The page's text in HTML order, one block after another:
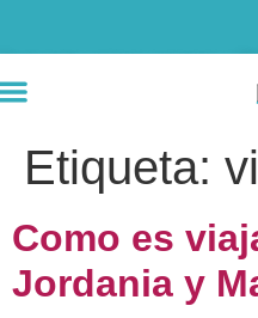
Etiqueta:
Como es
Jordania y